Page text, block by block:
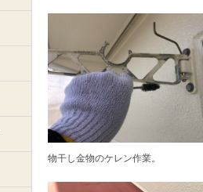
物干し金物のケレン作業。